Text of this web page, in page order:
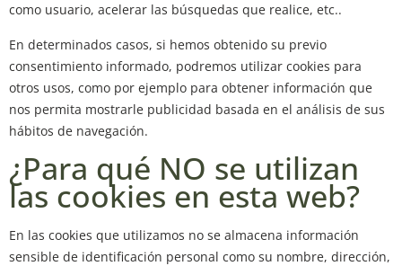
como usuario, acelerar las búsquedas que realice, etc..
En determinados casos, si hemos obtenido su previo
consentimiento informado, podremos utilizar cookies para
otros usos, como por ejemplo para obtener información que
nos permita mostrarle publicidad basada en el análisis de sus
hábitos de navegación.
¿Para qué NO se utilizan
las cookies en esta web?
En las cookies que utilizamos no se almacena información
sensible de identificación personal como su nombre, dirección,